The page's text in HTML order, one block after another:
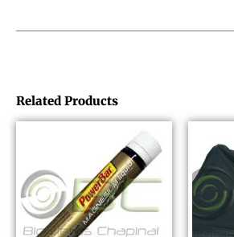
Related Products